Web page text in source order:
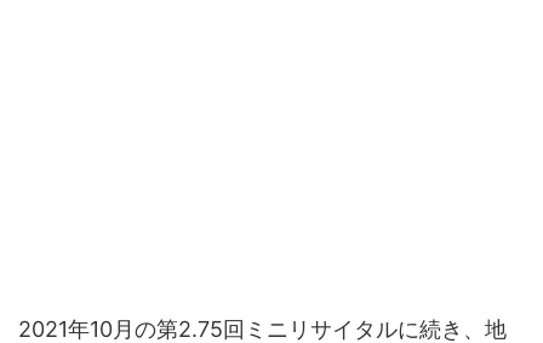
2021年10月の第2.75回ミニリサイタルに続き、地